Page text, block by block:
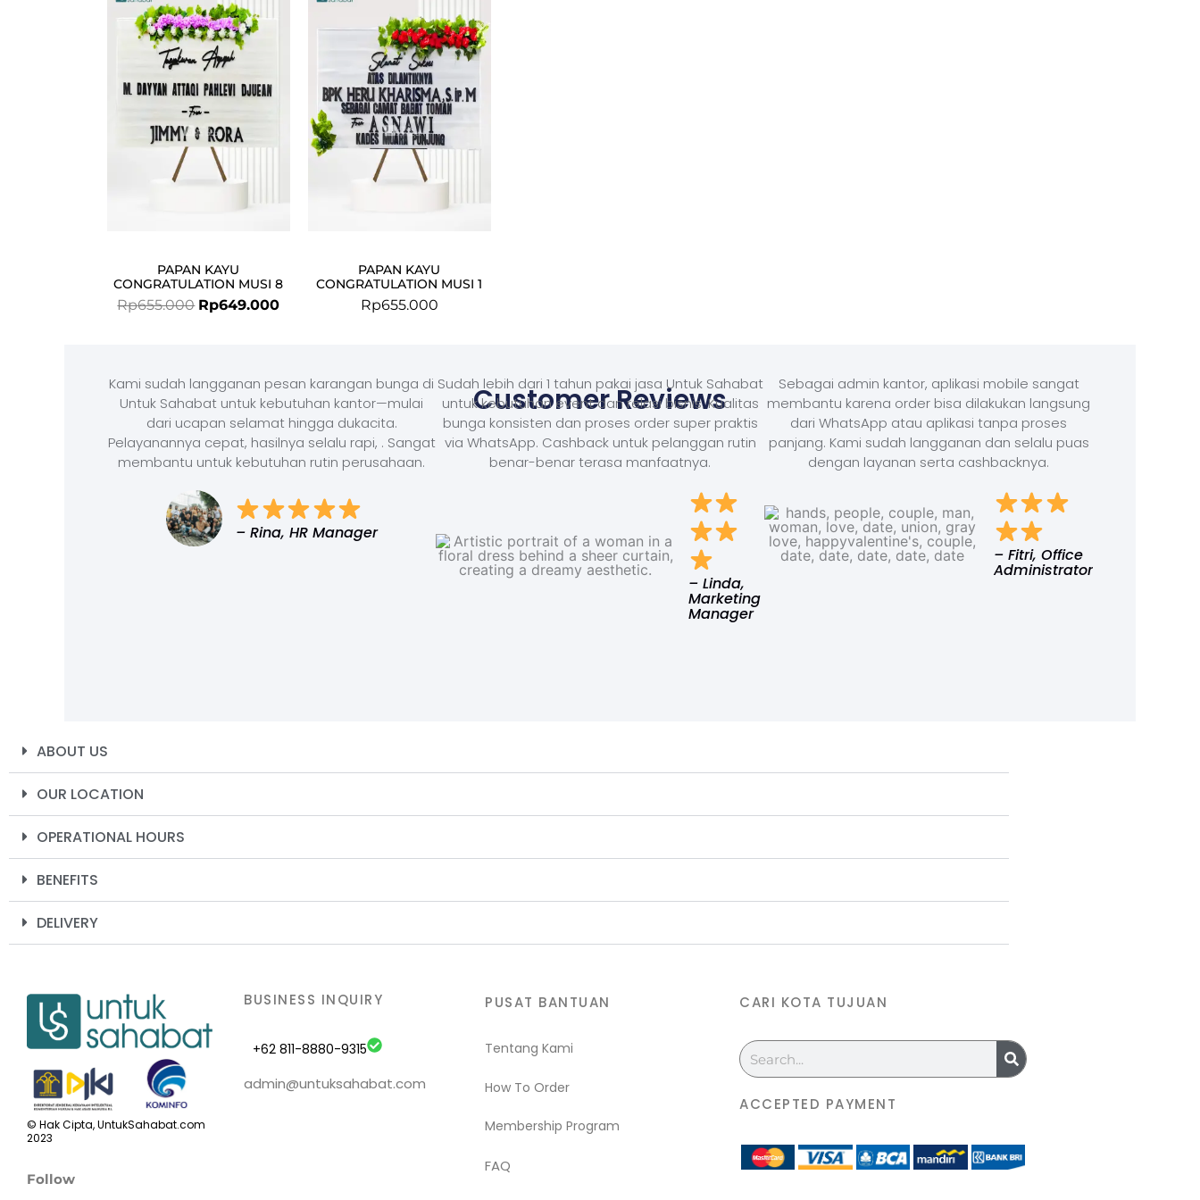
PAPAN KAYU
CONGRATULATION MUSI 8
Rp655.000
price
was:
Rp655.000.
Rp649.000
PAPAN KAYU
CONGRATULATION MUSI 1
Rp655.000
Customer Reviews
Kami sudah langganan pesan karangan bunga di
Untuk Sahabat untuk kebutuhan kantor—mulai
dari ucapan selamat hingga dukacita.
Pelayanannya cepat, hasilnya selalu rapi, . Sangat
membantu untuk kebutuhan rutin perusahaan.
– Rina, HR Manager
Sudah lebih dari 1 tahun pakai jasa Untuk Sahabat
untuk kebutuhan event dan relasi bisnis. Kualitas
bunga konsisten dan proses order super praktis
via WhatsApp. Cashback untuk pelanggan rutin
benar-benar terasa manfaatnya.
– Linda,
Marketing
Manager
Sebagai admin kantor, aplikasi mobile sangat
membantu karena order bisa dilakukan langsung
dari WhatsApp atau aplikasi tanpa proses
panjang. Kami sudah langganan dan selalu puas
dengan layanan serta cashbacknya.
– Fitri, Office
Administrator
ABOUT US
OUR LOCATION
OPERATIONAL HOURS
BENEFITS
DELIVERY
© Hak Cipta, UntukSahabat.com
2023
Follow
BUSINESS INQUIRY
+62 811-8880-9315
admin@untuksahabat.com
PUSAT BANTUAN
Tentang Kami
How To Order
Membership Program
FAQ
CARI KOTA TUJUAN
Search
ACCEPTED PAYMENT